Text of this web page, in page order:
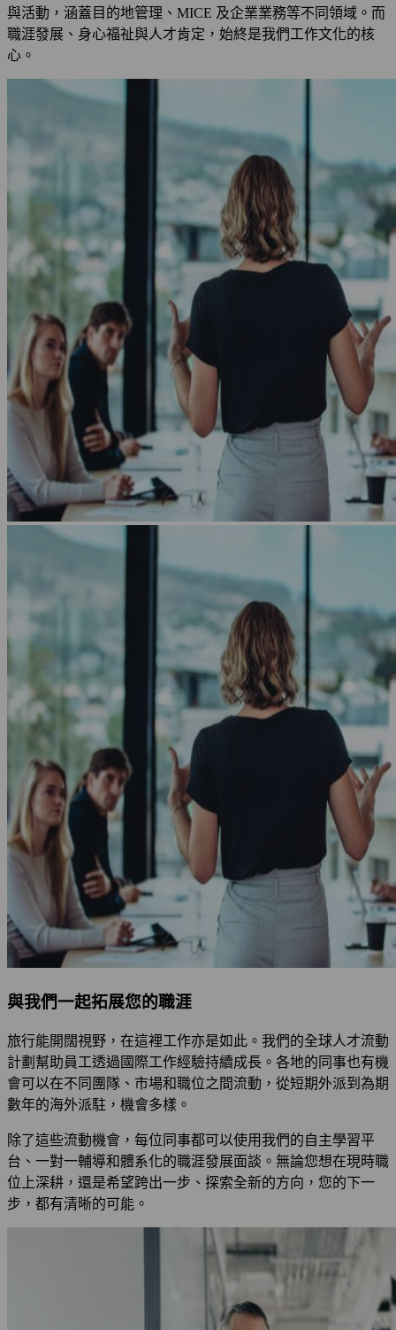
與活動，涵蓋目的地管理、MICE 及企業業務等不同領域。而
職涯發展、身心福祉與人才肯定，始終是我們工作文化的核
心。
與我們一起拓展您的職涯
旅行能開闊視野，在這裡工作亦是如此。我們的全球人才流動
計劃幫助員工透過國際工作經驗持續成長。各地的同事也有機
會可以在不同團隊、市場和職位之間流動，從短期外派到為期
數年的海外派駐，機會多樣。
除了這些流動機會，每位同事都可以使用我們的自主學習平
台、一對一輔導和體系化的職涯發展面談。無論您想在現時職
位上深耕，還是希望跨出一步、探索全新的方向，您的下一
步，都有清晰的可能。